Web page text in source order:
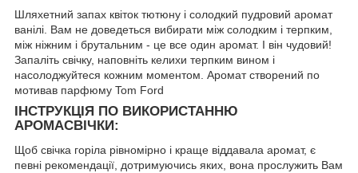
Шляхетний запах квіток тютюну і солодкий пудровий аромат
ванілі. Вам не доведеться вибирати між солодким і терпким,
між ніжним і брутальним - це все один аромат. І він чудовий!
Запаліть свічку, наповніть келихи терпким вином і
насолоджуйтеся кожним моментом. Аромат створений по
мотивав парфюму Tom Ford
ІНСТРУКЦІЯ ПО ВИКОРИСТАННЮ
АРОМАСВІЧКИ:
Щоб свічка горіла рівномірно і краще віддавала аромат, є
певні рекомендації, дотримуючись яких, вона прослужить Вам